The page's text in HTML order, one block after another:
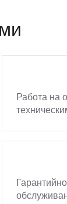
Работа на